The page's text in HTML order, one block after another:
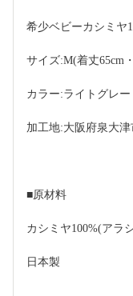
希少ベビーカシミヤ
サイズ:M(着丈65cm
カラー:ライトグレー
加工地:大阪府泉大津
■原材料
カシミヤ100%(アラ
日本製